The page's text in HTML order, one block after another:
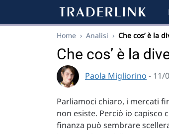
Home › Analisi › Che cos’ è la
Che cos’ è la
Paola Migliorino - 11/
Parliamoci chiaro, i mercati
non esiste. Perciò io capisco
finanza può sembrare